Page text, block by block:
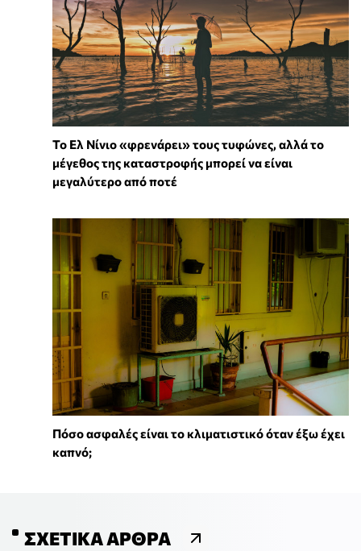
Το Ελ Νίνιο «φρενάρει» τους τυφώνες, αλλά το
μέγεθος της καταστροφής μπορεί να είναι
μεγαλύτερο από ποτέ
Πόσο ασφαλές είναι το κλιματιστικό όταν έξω έχει
καπνό;
ΣΧΕΤΙΚΆ ΆΡΘΡΑ